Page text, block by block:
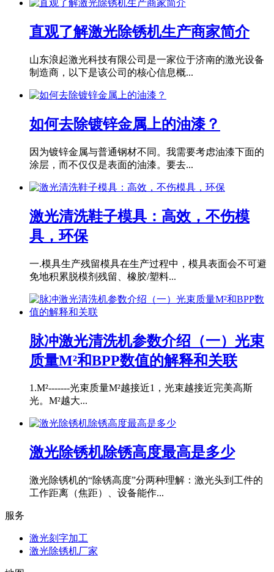
直观了解激光除锈机生产商家简介
山东浪起激光科技有限公司是一家位于济南的激光设备
制造商，以下是该公司的核心信息概...
如何去除镀锌金属上的油漆？
因为镀锌金属与普通钢材不同。我需要考虑油漆下面的
涂层，而不仅仅是表面的油漆。要去...
激光清洗鞋子模具：高效，不伤模
具，环保
一.模具生产残留模具在生产过程中，模具表面会不可避
免地积累脱模剂残留、橡胶/塑料...
脉冲激光清洗机参数介绍（一）光束
质量M²和BPP数值的解释和关联
1.M²-------光束质量M²越接近1，光束越接近完美高斯
光。M²越大...
激光除锈机除锈高度最高是多少
激光除锈机的“除锈高度”分两种理解：激光头到工件的
工作距离（焦距）、设备能作...
服务
激光刻字加工
激光除锈机厂家